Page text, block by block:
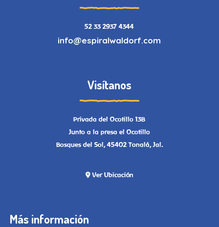
52 33 2937 4344
info@espiralwaldorf.com
Visítanos
Privada del Ocotillo 13B
Junto a la presa el Ocotillo
Bosques del Sol, 45402 Tonalá, Jal.
Ver Ubicación
Más información